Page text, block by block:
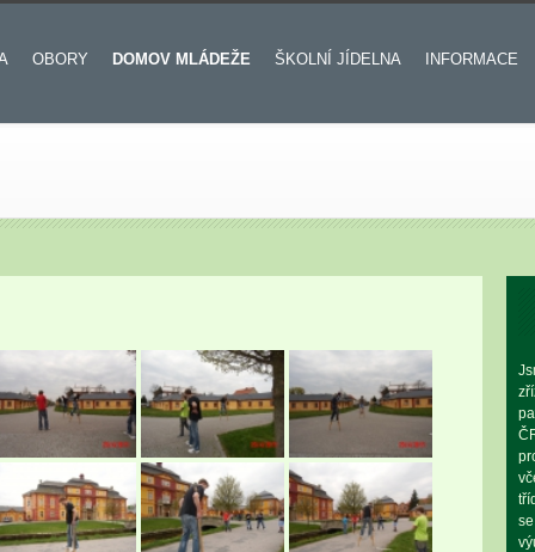
OBORY DOMOV MLÁDEŽE ŠKOLNÍ JÍDELNA INFORMACE